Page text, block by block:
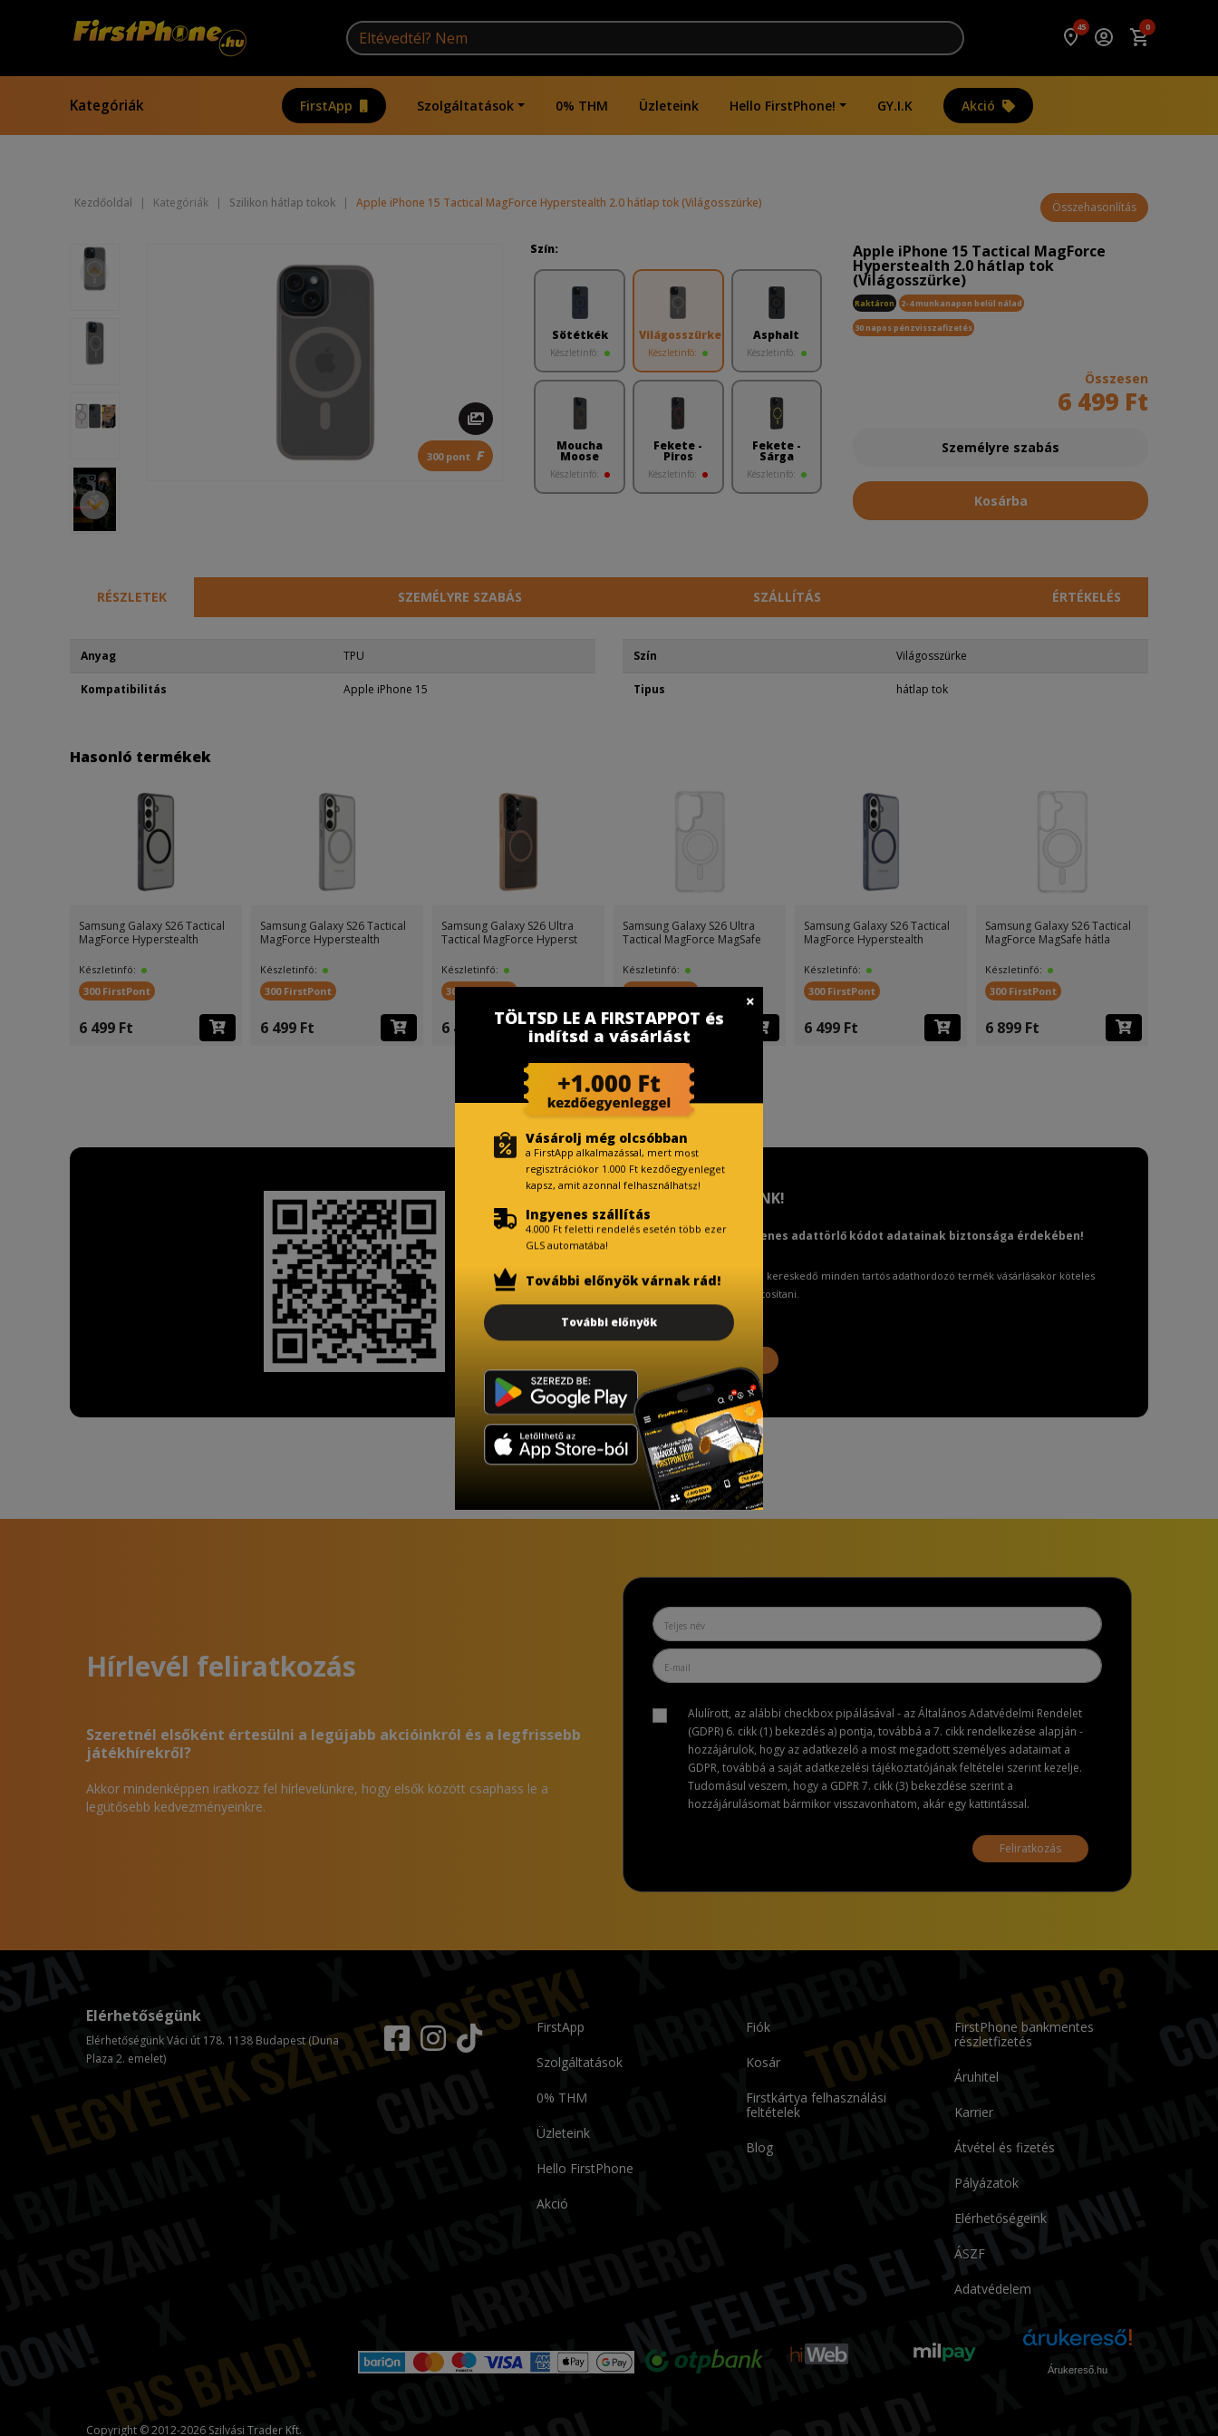
45 0
Kategóriák FirstApp Szolgáltatások 0% THM Üzleteink Hello FirstPhone! GY.I.K Akció
Kezdőoldal | Kategóriák | Szilikon hátlap tokok | Apple iPhone 15 Tactical MagForce Hyperstealth 2.0 hátlap tok (Világosszürke) Összehasonlítás
300 pont F
Szín:
Sötétkék
Készletinfó:
Világosszürke
Készletinfó:
Asphalt
Készletinfó:
Moucha
Moose
Készletinfó:
Fekete -
Piros
Készletinfó:
Fekete -
Sárga
Készletinfó:
Apple iPhone 15 Tactical MagForce
Hyperstealth 2.0 hátlap tok
(Világosszürke)
Raktáron 2-4 munkanapon belül nálad
30 napos pénzvisszafizetés
Összesen
6 499 Ft
Személyre szabás
Kosárba
RÉSZLETEK SZEMÉLYRE SZABÁS SZÁLLÍTÁS ÉRTÉKELÉS
Anyag TPU
Kompatibilitás Apple iPhone 15
Szín Világosszürke
Tipus hátlap tok
Hasonló termékek
Samsung Galaxy S26 Tactical
MagForce Hyperstealth
Készletinfó:
300 FirstPont
6 499 Ft
Samsung Galaxy S26 Tactical
MagForce Hyperstealth
Készletinfó:
300 FirstPont
6 499 Ft
Samsung Galaxy S26 Ultra
Tactical MagForce Hyperst
Készletinfó:
300 FirstPont
6 499 Ft
Samsung Galaxy S26 Ultra
Tactical MagForce MagSafe
Készletinfó:
300 FirstPont
6 899 Ft
Samsung Galaxy S26 Tactical
MagForce Hyperstealth
Készletinfó:
300 FirstPont
6 499 Ft
Samsung Galaxy S26 Tactical
MagForce MagSafe hátla
Készletinfó:
300 FirstPont
6 899 Ft
TISZTELT VÁSÁRLÓNK!
Fizetésnél kérje az ingyenes adattörlő kódot adatainak biztonsága érdekében!
A Kormány döntése alapján a kereskedő minden tartós adathordozó termék vásárlásakor köteles
ingyenes adattörlő kódot biztosítani.
Hírlevél feliratkozás
Szeretnél elsőként értesülni a legújabb akcióinkról és a legfrissebb
játékhírekről?
Akkor mindenképpen iratkozz fel hírlevelünkre, hogy elsők között csaphass le a
legütősebb kedvezményeinkre.
Alulírott, az alábbi checkbox pipálásával - az Általános Adatvédelmi Rendelet
(GDPR) 6. cikk (1) bekezdés a) pontja, továbbá a 7. cikk rendelkezése alapján -
hozzájárulok, hogy az adatkezelő a most megadott személyes adataimat a
GDPR, továbbá a saját adatkezelési tájékoztatójának feltételei szerint kezelje.
Tudomásul veszem, hogy a GDPR 7. cikk (3) bekezdése szerint a
hozzájárulásomat bármikor visszavonhatom, akár egy kattintással.
Feliratkozás
FirstApp
Szolgáltatások
0% THM
Üzleteink
Hello FirstPhone
Akció
Fiók
Kosár
Firstkártya felhasználási
feltételek
Blog
FirstPhone bankmentes
részletfizetés
Áruhitel
Karrier
Átvétel és fizetés
Pályázatok
Elérhetőségeink
ÁSZF
Adatvédelem
Elérhetőségünk
Elérhetőségünk Váci út 178. 1138 Budapest (Duna
Plaza 2. emelet)
Árukereső.hu
Copyright © 2012-2026 Szilvási Trader Kft.
TÖLTSD LE A FIRSTAPPOT és
indítsd a vásárlást
Vásárolj még olcsóbban
a FirstApp alkalmazással, mert most
regisztrációkor 1.000 Ft kezdőegyenleget
kapsz, amit azonnal felhasználhatsz!
Ingyenes szállítás
4.000 Ft feletti rendelés esetén több ezer
GLS automatába!
További előnyök várnak rád!
További előnyök